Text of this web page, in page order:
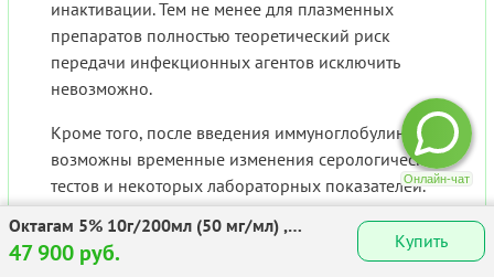
инактивации. Тем не менее для плазменных
препаратов полностью теоретический риск
передачи инфекционных агентов исключить
невозможно.
Кроме того, после введения иммуноглобулинов
возможны временные изменения серологических
тестов и некоторых лабораторных показателей.
Условия продажи
Октагам 5% 10г/200мл (50 мг/мл) ,
раствор для инфузий, 200 мл!!! 1шт.
47 900 руб. Купить